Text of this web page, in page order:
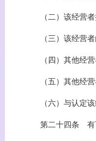
（二）该经营者
（三）该经营者
（四）其他经营
（五）其他经营
（六）与认定该
第二十四条 有下